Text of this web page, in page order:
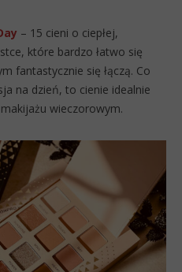
– 15 cieni o ciepłej,
które bardzo łatwo się
fantastycznie się łączą. Co
na dzień, to cienie idealnie
wieczorowym.